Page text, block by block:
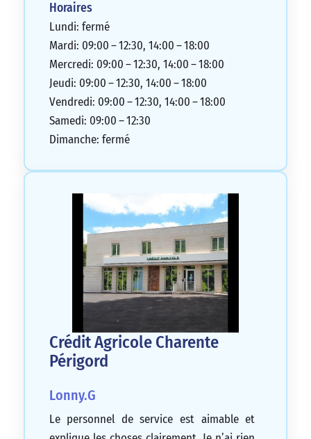
Horaires
Lundi: fermé
Mardi: 09:00 – 12:30, 14:00 – 18:00
Mercredi: 09:00 – 12:30, 14:00 – 18:00
Jeudi: 09:00 – 12:30, 14:00 – 18:00
Vendredi: 09:00 – 12:30, 14:00 – 18:00
Samedi: 09:00 – 12:30
Dimanche: fermé
Crédit Agricole Charente
Périgord
Lonny.G
Le personnel de service est aimable et